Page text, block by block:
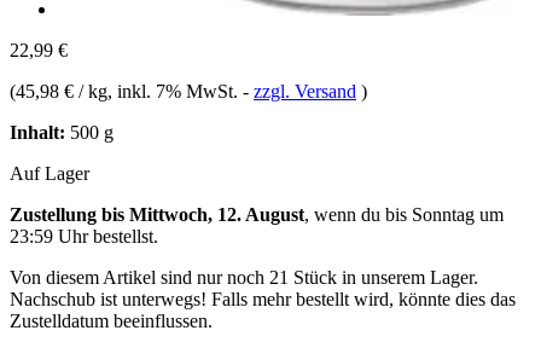
22,99 €
(45,98 € / kg, inkl. 7% MwSt. - zzgl. Versand )
Inhalt: 500 g
Auf Lager
Zustellung bis Mittwoch, 12. August, wenn du bis Sonntag um
23:59 Uhrbestellst.
Von diesem Artikel sind nur noch 21 Stück in unserem Lager.
Nachschub ist unterwegs! Falls mehr bestellt wird, könnte dies das
Zustelldatum beeinflussen.